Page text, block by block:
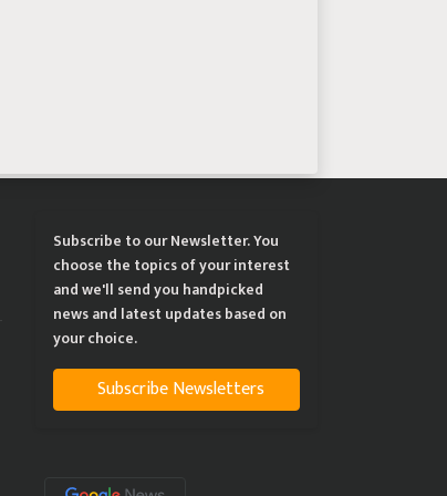
Subscribe to our Newsletter. You
choose the topics of your interest
and we'll send you handpicked
news and latest updates based on
your choice.
Subscribe Newsletters